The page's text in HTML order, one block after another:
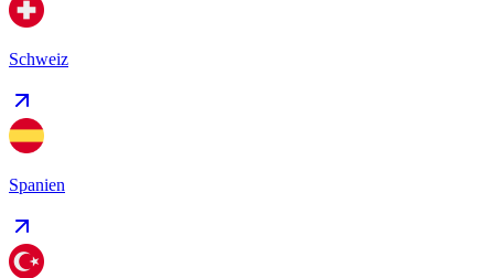
Schweiz
Spanien